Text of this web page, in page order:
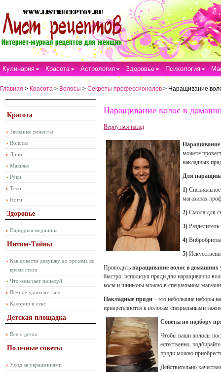
Кулинария Красота Астрология Здоровье Психология
Главная > Красота > Волосы > Секреты профессионалов > Наращивание
Красота
Звездные рецепты
Волосы
Лицо
Макияж
Руки
Тело
Ноги
Здоровье
Народная медицина
Интим-Тайны
Как довести девушку до оргазма во
время секса
Что означает поцелуй
Вечное удовольствие
Калории и секс
Детская площадка
Все о детях
Полезные советы
Уход за украшениями
Наращивание волос в
Вернуться назад
Наращивание
можете
накладных
Для
1)
магазинах
2) Смола для
3) Разделитель
4)
5)
Проводить наращивание волос в домашних
быстро, используя пряди для наращивания
косы и шиньоны можно в специальном
Накладные пряди – это небольшие наборы
прикрепляются к волосам специальными
Советы по подбору
Чтобы ваши волосы
естественно,
пряди можно
Действительно